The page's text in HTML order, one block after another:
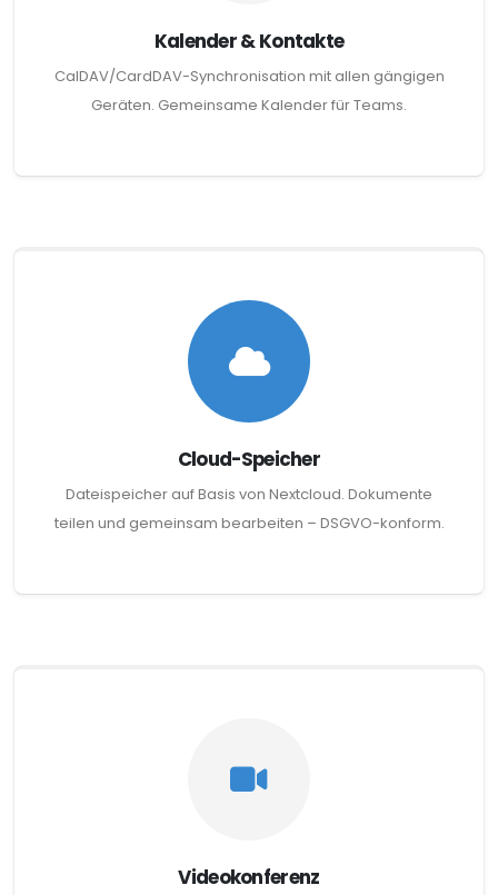
Kalender & Kontakte
CalDAV/CardDAV-Synchronisation mit allen gängigen
Geräten. Gemeinsame Kalender für Teams.
Cloud-Speicher
Dateispeicher auf Basis von Nextcloud. Dokumente
teilen und gemeinsam bearbeiten – DSGVO-konform.
Videokonferenz